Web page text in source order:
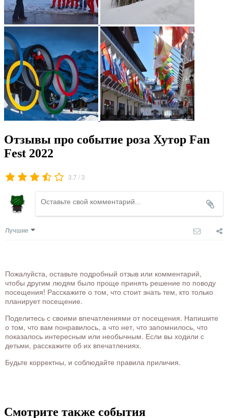
Отзывы про событие роза Хутор Fan
Fest 2022
3.7 /3
Лучшие
Пожалуйста, оставьте подробный отзыв или комментарий,
чтобы другим людям было проще принять решение по поводу
посещения! Расскажите о том, что стоит знать тем, кто только
планирует посещение.
Поделитесь с своими впечатлениями от посещения. Напишите
о том, что вам понравилось, а что нет, что запомнилось, что
показалось интересным или необычным. Если вы ходили с
детьми, расскажите об их впечатлениях.
Будьте корректны, и соблюдайте правила приличия.
Смотрите также события